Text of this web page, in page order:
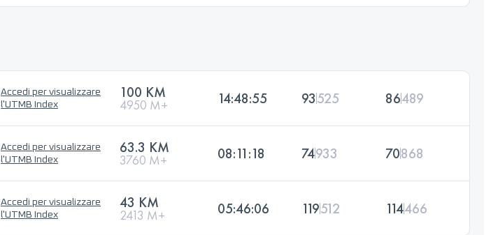
Accedi per visualizzare
l'UTMB Index
100 KM
4950 M+ 14:48:55 93525 86489
Accedi per visualizzare
l'UTMB Index
63.3 KM
3760 M+ 08:11:18 74933 70868
Accedi per visualizzare
l'UTMB Index
43 KM
2413 M+ 05:46:06 119512 114466